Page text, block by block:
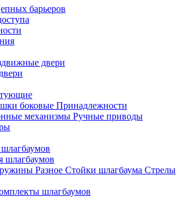
барьеров
двери
боковые Принадлежности
механизмы Ручные приводы
шлагбаумов
Разное Стойки шлагбаума Стрелы
шлагбаумов